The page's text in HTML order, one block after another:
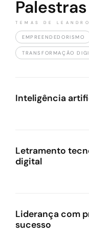
Palestras
TEMAS DE
EMPREENDEDORISMO
TRANSFORMAÇÃO
Inteligência
Letramento
digital
Liderança com
sucesso